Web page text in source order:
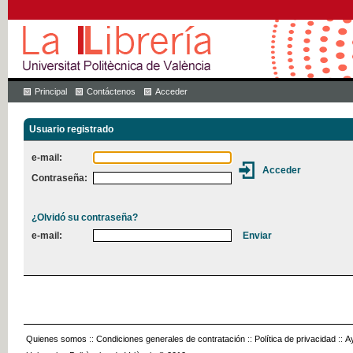
Principal Contáctenos Acceder
Usuario registrado
e-mail:
Contraseña:
¿Olvidó su contraseña?
e-mail:
Quienes somos :: Condiciones generales de contratación :: Política de privacidad ::